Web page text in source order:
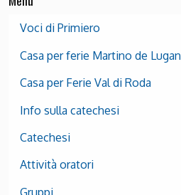
Voci di Primiero
Casa per ferie Martino de Lugan
Casa per Ferie Val di Roda
Info sulla catechesi
Catechesi
Attività oratori
Gruppi